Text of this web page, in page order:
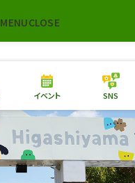
MENUCLOSE
本日の開園情報 チケ
園内MAP イベント
総合案内
イベント SNS